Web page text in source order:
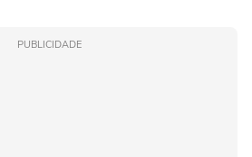
PUBLICIDADE